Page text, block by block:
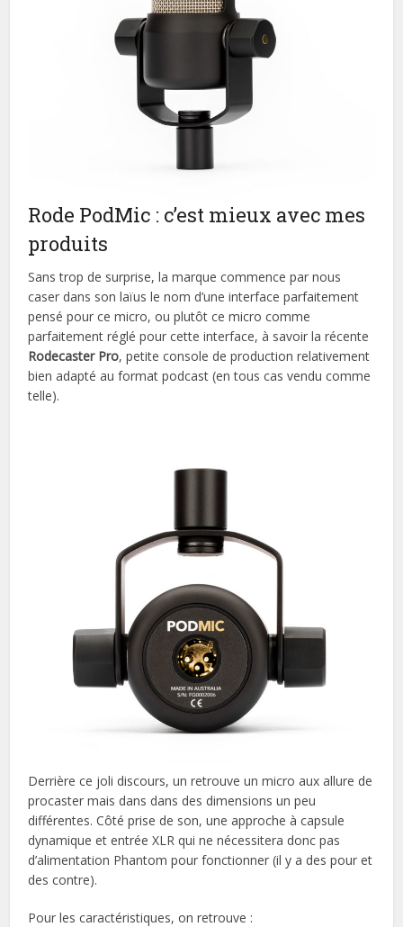
Rode PodMic : c’est mieux avec mes
produits
Sans trop de surprise, la marque commence par nous
caser dans son laïus le nom d’une interface parfaitement
pensé pour ce micro, ou plutôt ce micro comme
parfaitement réglé pour cette interface, à savoir la récente
Rodecaster Pro, petite console de production relativement
bien adapté au format podcast (en tous cas vendu comme
telle).
Derrière ce joli discours, un retrouve un micro aux allure de
procaster mais dans dans des dimensions un peu
différentes. Côté prise de son, une approche à capsule
dynamique et entrée XLR qui ne nécessitera donc pas
d’alimentation Phantom pour fonctionner (il y a des pour et
des contre).
Pour les caractéristiques, on retrouve :